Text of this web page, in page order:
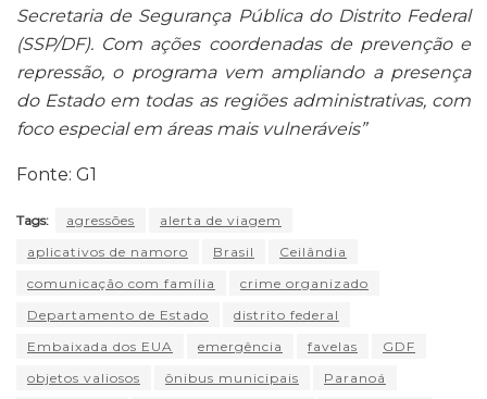
Secretaria de Segurança Pública do Distrito Federal
(SSP/DF). Com ações coordenadas de prevenção e
repressão, o programa vem ampliando a presença
do Estado em todas as regiões administrativas, com
foco especial em áreas mais vulneráveis”
Fonte: G1
Tags: agressões
alerta de viagem
aplicativos de namoro
Brasil
Ceilândia
comunicação com família
crime organizado
Departamento de Estado
distrito federal
Embaixada dos EUA
emergência favelas
GDF
objetos valiosos
ônibus municipais
Paranoá